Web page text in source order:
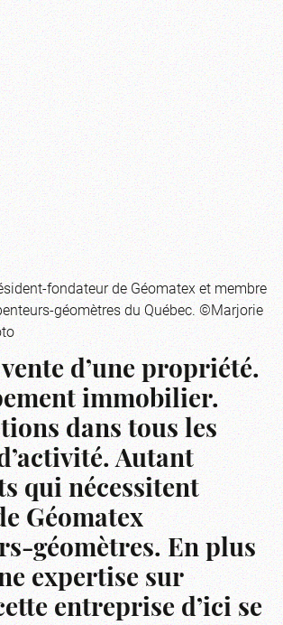
fondateur de Géomatex et membre
géomètres du Québec. ©Marjorie
d’une propriété.
immobilier.
dans tous les
Autant
qui nécessitent
Géomatex
géomètres. En plus
expertise sur
entreprise d’ici se